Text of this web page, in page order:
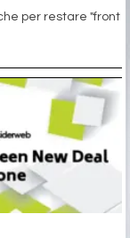
per restare "front